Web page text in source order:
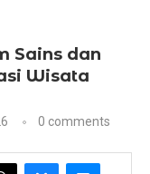
Sains dan
Wisata
0 comments